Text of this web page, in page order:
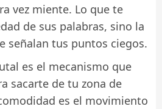
vez miente. Lo que te
de sus palabras, sino la
señalan tus puntos ciegos.
es el mecanismo que
sacarte de tu zona de
es el movimiento